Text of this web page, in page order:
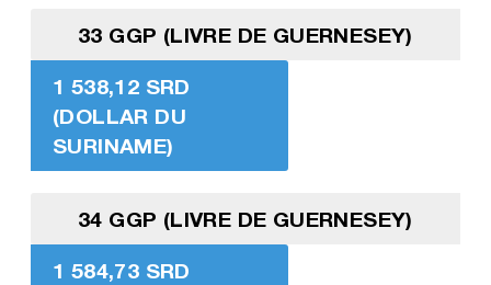
33 GGP (LIVRE DE GUERNESEY)
1 538,12 SRD
(DOLLAR DU
SURINAME)
34 GGP (LIVRE DE GUERNESEY)
1 584,73 SRD